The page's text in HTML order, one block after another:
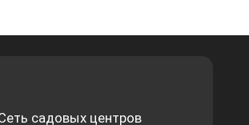
садовых центров